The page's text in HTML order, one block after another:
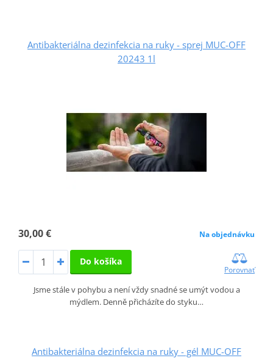
Antibakteriálna dezinfekcia na ruky - sprej MUC-OFF
20243 1l
30,00 € Na objednávku
Do košíka
Porovnať
Jsme stále v pohybu a není vždy snadné se umýt vodou a
mýdlem. Denně přicházíte do styku…
Antibakteriálna dezinfekcia na ruky - gél MUC-OFF